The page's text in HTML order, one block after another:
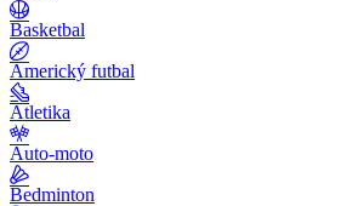
Basketbal
Americký futbal
Atletika
Auto-moto
Bedminton